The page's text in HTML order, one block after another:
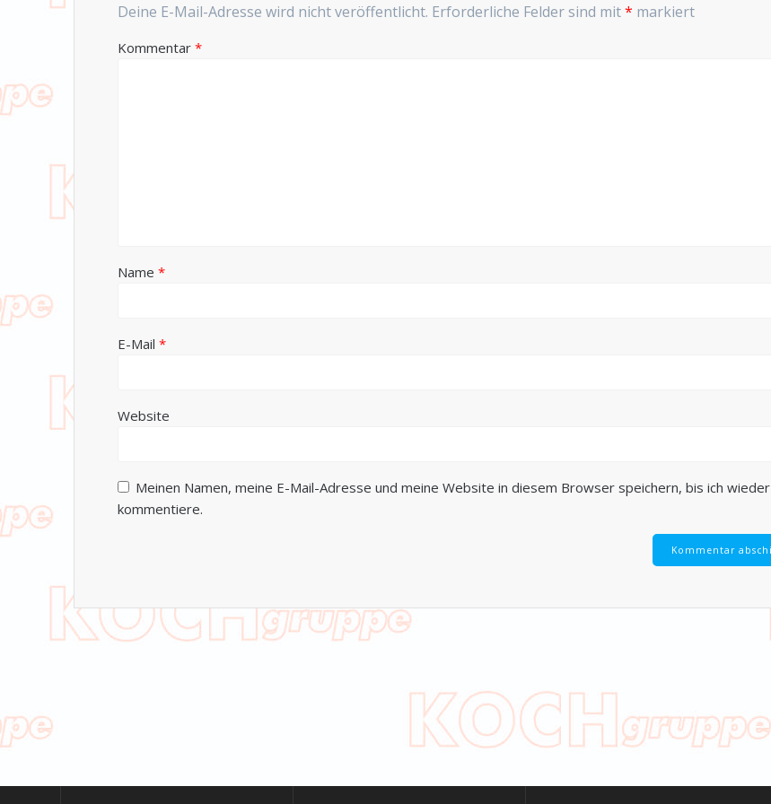
Deine E-Mail-Adresse wird nicht veröffentlicht. Erforderliche Felder sind mit* markiert
Kommentar*
Name*
E-Mail*
Website
Meinen Namen, meine E-Mail-Adresse und meine Website in diesem Browser speichern, bis ich wieder
kommentiere.